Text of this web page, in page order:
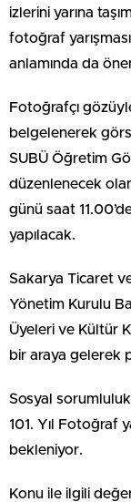
izlerini yarına
fotoğraf
anlamında da
Fotoğrafçı
belgelenerek
SUBÜ Öğretim
düzenlenecek
günü saat
yapılacak.
Sakarya Ticaret
Yönetim Kurulu
Üyeleri ve Kültür
bir araya gelerek
Sosyal sorumluluk
101. Yıl Fotoğraf
bekleniyor.
Konu ile ilgili